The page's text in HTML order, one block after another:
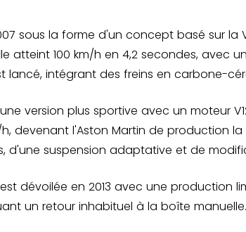
sous la forme d'un concept basé sur la
atteint 100 km/h en 4,2 secondes, avec
lancé, intégrant des freins en carbone-
version plus sportive avec un moteur
devenant l'Aston Martin de production
d'une suspension adaptative et de
dévoilée en 2013 avec une production
un retour inhabituel à la boîte